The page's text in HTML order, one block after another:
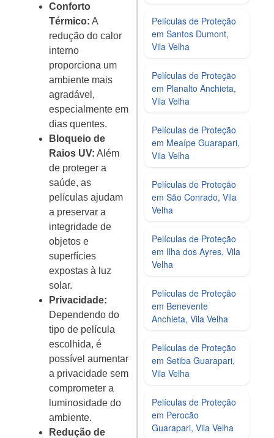
Conforto
Térmico: A
redução do calor
interno
proporciona um
ambiente mais
agradável,
especialmente em
dias quentes.
Bloqueio de
Raios UV: Além
de proteger a
saúde, as
películas ajudam
a preservar a
integridade de
objetos e
superfícies
expostas à luz
solar.
Privacidade:
Dependendo do
tipo de película
escolhida, é
possível aumentar
a privacidade sem
comprometer a
luminosidade do
ambiente.
Redução de
Películas de Proteção
em Santos Dumont,
Vila Velha
Películas de Proteção
em Planalto Anchieta,
Vila Velha
Películas de Proteção
em Meaípe Guarapari,
Vila Velha
Películas de Proteção
em São Conrado, Vila
Velha
Películas de Proteção
em Ilha dos Ayres, Vila
Velha
Películas de Proteção
em Benevente
Anchieta, Vila Velha
Películas de Proteção
em Setiba Guarapari,
Vila Velha
Películas de Proteção
em Perocão
Guarapari, Vila Velha